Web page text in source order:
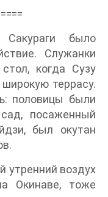
было
Служанки
когда Сузу
террасу.
половицы были
посаженный
был окутан
утренний воздух
Окинаве, тоже